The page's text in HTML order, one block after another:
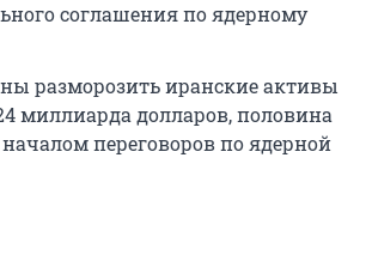
соглашения по ядерному
разморозить иранские активы
миллиарда долларов, половина
переговоров по ядерной